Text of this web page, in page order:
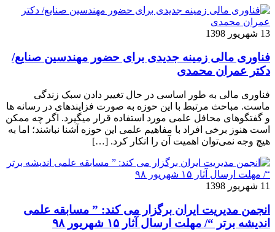
13 شهریور 1398
فناوری مالی زمینه جدیدی برای حضور مهندسین صنایع/
دکتر عمران محمدی
فناوری مالی به طور اساسی در حال تغییر دادن سبک زندگی
ماست. مباحث مرتبط با این حوزه به صورت فزاینده­ای در رسانه­ ها
و گفتگوهای محافل علمی مورد استفاده قرار می­گیرد. اگر چه ممکن
است هنوز برخی افراد با مفاهیم علمی این حوزه آشنا نباشند؛ اما به
هیچ وجه نمی‌توان اهمیت آن را انکار کرد. […]
11 شهریور 1398
انجمن مدیریت ایران برگزار می کند: ” مسابقه علمی
اندیشه برتر “/ مهلت ارسال آثار ۱۵ شهریور ۹۸